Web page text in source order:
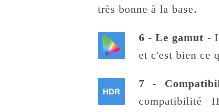
très bonne à la base.
6 - Le gamut -
et c'est bien ce
7 -
compatibilité